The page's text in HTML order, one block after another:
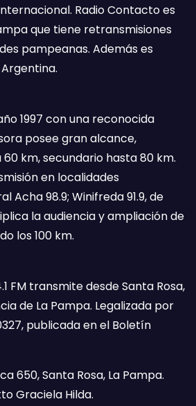
Radio Contacto es
que tiene retransmisiones
pampeanas. Además es
1997 con una reconocida
posee gran alcance,
km, secundario hasta 80 km.
en localidades
Acha 98.9; Winifreda 91.9, de
la audiencia y ampliación de
los 100 km.
FM transmite desde Santa Rosa,
de La Pampa. Legalizada por
publicada en el Boletín
650, Santa Rosa, La Pampa.
Graciela Hilda.